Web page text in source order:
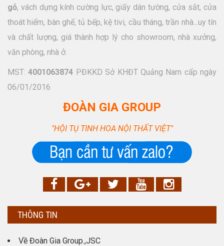
gỗ, vách dựng kính cường lực, giấy dán tường, cửa sắt, cửa
thoát hiểm, bàn ghế, tủ bếp, kệ tivi, cầu tháng, trần nhà...uy tín
và chất lượng, giá thành hợp lý cho showroom, nhà xưởng,
văn phòng, nhà ở.
MST:4001063874 PĐKKD Sở KHĐT Quảng Nam cấp ngày
06/01/2016
ĐOÀN GIA GROUP
"HỘI TỤ TINH HOA NỘI THẤT VIỆT"
THÔNG TIN
Về Đoàn Gia Group.,JSC